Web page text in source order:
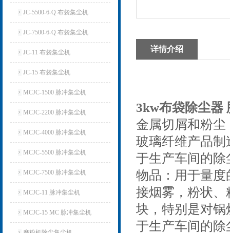
JC-5500-6-Q 布袋集尘机
JC-7500-6-Q 布袋集尘机
JC-11 布袋集尘机
JC-15 布袋集尘机
MCJC-1500 脉冲集尘机
MCJC-2200 脉冲集尘机
MCJC-4000 脉冲集尘机
MCJC-5500 脉冲集尘机
MCJC-7500 脉冲集尘机
MCJC-11 脉冲集尘机
MCJC-15 MC 脉冲集尘机
详情介绍
3kw布袋除尘器
金属切屑和粉
玻璃纤维产品
于生产车间的
物品：用于量
接烟雾，粉状
块，特别是对
于生产车间的